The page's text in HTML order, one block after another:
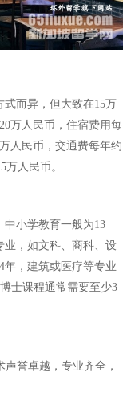
而异，但大致在15万
万人民币，住宿费用每
人民币，交通费每年约
人民币。
中小学教育一般为13
业，如文科、商科、设
年，建筑或医疗等专业
士课程通常需要至少3
誉卓越，专业齐全，